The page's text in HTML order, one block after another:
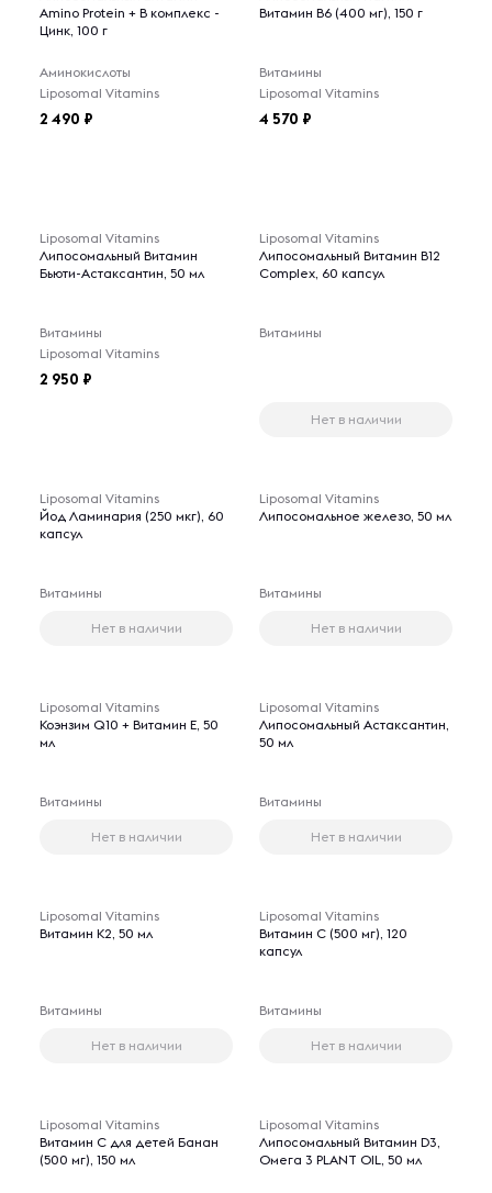
Amino Protein + В комплекс -
Цинк, 100 г
Аминокислоты
Liposomal Vitamins
2 490
Витамин В6 (400 мг), 150 г
Витамины
Liposomal Vitamins
4 570
Liposomal Vitamins
Липосомальный Витамин
Бьюти-Астаксантин, 50 мл
Витамины
Liposomal Vitamins
2 950
Liposomal Vitamins
Липосомальный Витамин B12
Complex, 60 капсул
Витамины
Нет в наличии
Liposomal Vitamins
Йод Ламинария (250 мкг), 60
капсул
Витамины
Нет в наличии
Liposomal Vitamins
Липосомальное железо, 50 мл
Витамины
Нет в наличии
Liposomal Vitamins
Коэнзим Q10 + Витамин Е, 50
мл
Витамины
Нет в наличии
Liposomal Vitamins
Липосомальный Астаксантин,
50 мл
Витамины
Нет в наличии
Liposomal Vitamins
Витамин К2, 50 мл
Витамины
Нет в наличии
Liposomal Vitamins
Витамин С (500 мг), 120
капсул
Витамины
Нет в наличии
Liposomal Vitamins
Витамин С для детей Банан
(500 мг), 150 мл
Liposomal Vitamins
Липосомальный Витамин D3,
Омега 3 PLANT OIL, 50 мл